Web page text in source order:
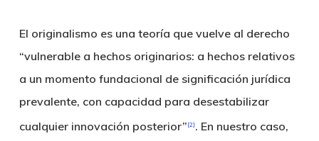
El originalismo es una teoría que vuelve al derecho
“vulnerable a hechos originarios: a hechos relativos
a un momento fundacional de significación jurídica
prevalente, con capacidad para desestabilizar
cualquier innovación posterior” [2] . En nuestro caso,